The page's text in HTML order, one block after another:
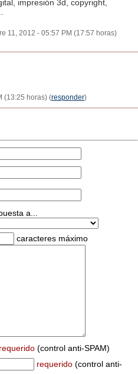
impresión 3d, copyright,
11, 2012 - 05:57 PM (17:57 horas)
(13:25 horas) (responder)
a...
caracteres máximo
requerido (control anti-SPAM)
requerido (control anti-